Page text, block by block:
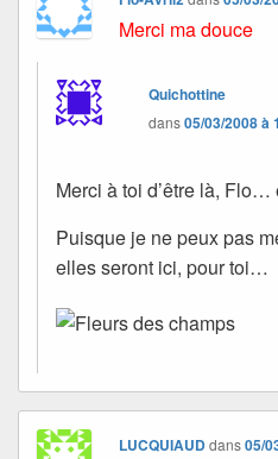
Merci ma douce
Quichottine
dans05/03/2008 à
Merci à toi d’être là,
Puisque je ne peux pas
elles seront ici, pour toi…
LUCQUIAUDdans05/